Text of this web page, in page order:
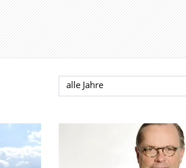
Jahr auswählen